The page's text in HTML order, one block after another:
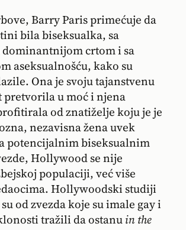
Barry Paris primećuje da
bila biseksualka, sa
crtom i sa
aseksualnošću, kako su
Ona je svoju tajanstvenu
pretvorila u moć i njena
od znatiželje koju je je
nezavisna žena uvek
potencijalnim biseksualnim
Hollywood se nije
populaciji, već više
Hollywoodski studiji
od zvezda koje su imale gay i
tražili da ostanuin the